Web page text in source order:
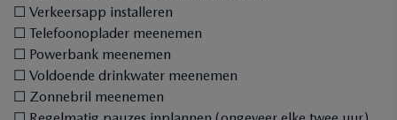
☐ Verkeersapp installeren
☐ Telefoonoplader meenemen
☐ Powerbank meenemen
☐ Voldoende drinkwater meenemen
☐ Zonnebril meenemen